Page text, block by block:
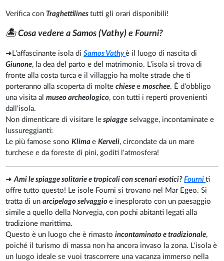
Verifica conTraghettilinestutti gli orari disponibili!
🏝️ Cosa vedere a Samos (Vathy) e Fourni?
➜L'affascinante isola diSamos Vathyè il luogo di nascita di
Giunone, la dea del parto e del matrimonio. L'isola si trova di
fronte alla costa turca e il villaggio ha molte strade che ti
porteranno alla scoperta di moltechieseemoschee. È d'obbligo
una visita almuseo archeologico, con tutti i reperti provenienti
dall'isola.
Non dimenticare di visitare le spiagge selvagge, incontaminate e
lussureggianti:
Le più famose sonoKlimaeKerveli, circondate da un mare
turchese e da foreste di pini, goditi l'atmosfera!
➜Ami le spiagge solitarie e tropicali con scenari esotici? Fourniti
offre tutto questo! Le isole Fourni si trovano nel Mar Egeo. Si
tratta di unarcipelago selvaggioe inesplorato con un paesaggio
simile a quello della Norvegia, con pochi abitanti legati alla
tradizione marittima.
Questo è un luogo che è rimastoincontaminato e tradizionale,
poiché il turismo di massa non ha ancora invaso la zona. L'isola è
un luogo ideale se vuoi trascorrere una vacanza immerso nella